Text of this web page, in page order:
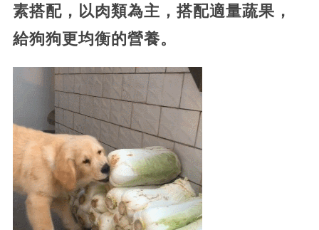
素搭配，以肉類為主，搭配適量蔬果，
給狗狗更均衡的營養。